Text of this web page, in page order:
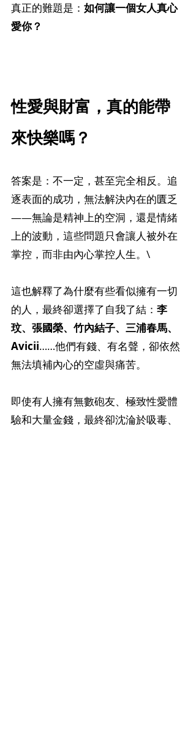
真正的難題是： 如何讓一個女人真心
愛你？
性愛與財富，真的能帶
來快樂嗎？
答案是：不一定，甚至完全相反。追
逐表面的成功，無法解決內在的匱乏
——無論是精神上的空洞，還是情緒
上的波動，這些問題只會讓人被外在
掌控，而非由內心掌控人生。\
這也解釋了為什麼有些看似擁有一切
的人，最終卻選擇了自我了結： 李
玟、張國榮、竹內結子、三浦春馬、
Avicii……他們有錢、有名聲，卻依然
無法填補內心的空虛與痛苦。
即使有人擁有無數砲友、極致性愛體
驗和大量金錢，最終卻沈淪於吸毒、